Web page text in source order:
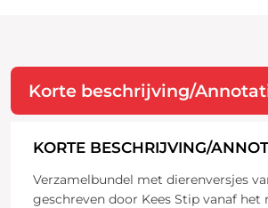
Korte beschrijving/
KORTE BESCHRIJVING/
Verzamelbundel met dierenversjes
geschreven door Kees Stip vanaf het